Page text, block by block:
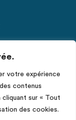
votre expérience
contenus
sur « Tout
des cookies.